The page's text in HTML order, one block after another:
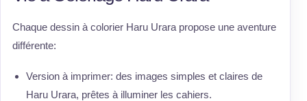
Chaque dessin à colorier Haru Urara propose une aventure
différente:
Version à imprimer: des images simples et claires de
Haru Urara, prêtes à illuminer les cahiers.